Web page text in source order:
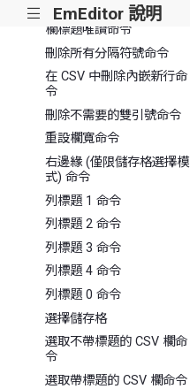
||| EmEditor 說明
上一儲存格命令
欄標題唯讀命令
刪除所有分隔符號命令
在 CSV 中刪除內嵌新行命
令
刪除不需要的雙引號命令
重設欄寬命令
右邊緣 (僅限儲存格選擇模
式) 命令
列標題 1 命令
列標題 2 命令
列標題 3 命令
列標題 4 命令
列標題 0 命令
選擇儲存格
選取不帶標題的 CSV 欄命
令
選取帶標題的 CSV 欄命令